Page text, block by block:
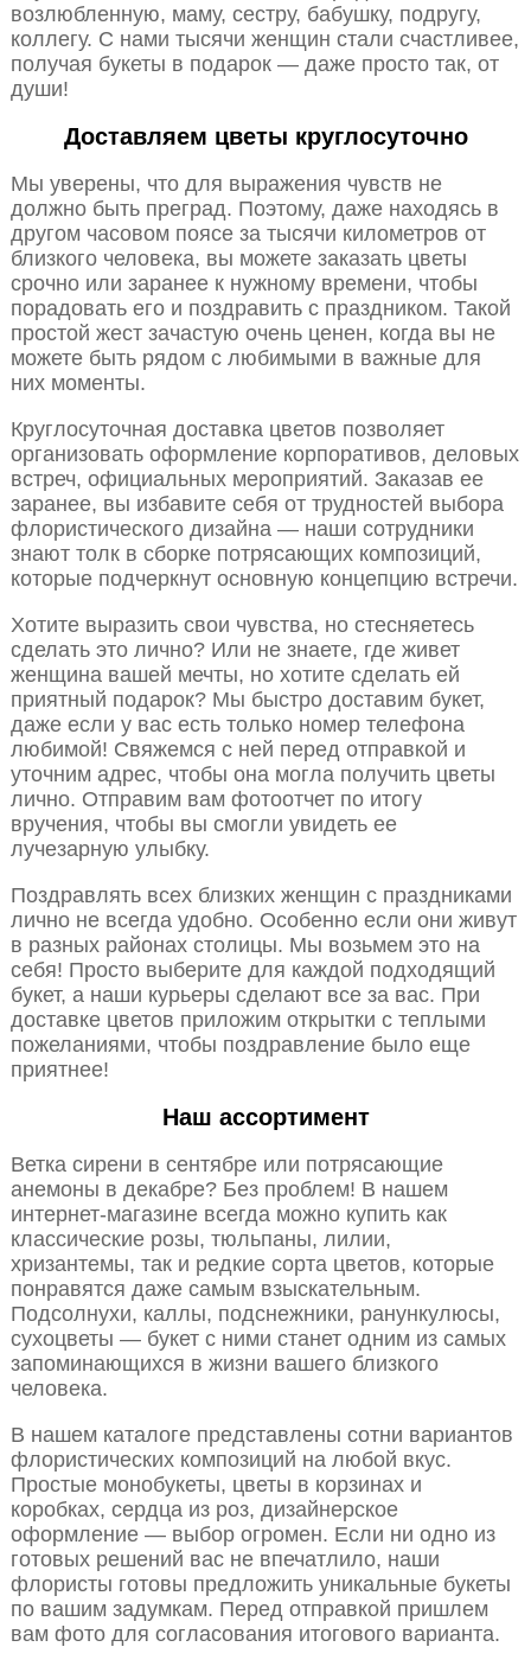
возлюбленную, маму, сестру, бабушку, подругу,
коллегу. С нами тысячи женщин стали счастливее,
получая букеты в подарок — даже просто так, от
души!
Доставляем цветы круглосуточно
Мы уверены, что для выражения чувств не
должно быть преград. Поэтому, даже находясь в
другом часовом поясе за тысячи километров от
близкого человека, вы можете заказать цветы
срочно или заранее к нужному времени, чтобы
порадовать его и поздравить с праздником. Такой
простой жест зачастую очень ценен, когда вы не
можете быть рядом с любимыми в важные для
них моменты.
Круглосуточная доставка цветов позволяет
организовать оформление корпоративов, деловых
встреч, официальных мероприятий. Заказав ее
заранее, вы избавите себя от трудностей выбора
флористического дизайна — наши сотрудники
знают толк в сборке потрясающих композиций,
которые подчеркнут основную концепцию встречи.
Хотите выразить свои чувства, но стесняетесь
сделать это лично? Или не знаете, где живет
женщина вашей мечты, но хотите сделать ей
приятный подарок? Мы быстро доставим букет,
даже если у вас есть только номер телефона
любимой! Свяжемся с ней перед отправкой и
уточним адрес, чтобы она могла получить цветы
лично. Отправим вам фотоотчет по итогу
вручения, чтобы вы смогли увидеть ее
лучезарную улыбку.
Поздравлять всех близких женщин с праздниками
лично не всегда удобно. Особенно если они живут
в разных районах столицы. Мы возьмем это на
себя! Просто выберите для каждой подходящий
букет, а наши курьеры сделают все за вас. При
доставке цветов приложим открытки с теплыми
пожеланиями, чтобы поздравление было еще
приятнее!
Наш ассортимент
Ветка сирени в сентябре или потрясающие
анемоны в декабре? Без проблем! В нашем
интернет-магазине всегда можно купить как
классические розы, тюльпаны, лилии,
хризантемы, так и редкие сорта цветов, которые
понравятся даже самым взыскательным.
Подсолнухи, каллы, подснежники, ранункулюсы,
сухоцветы — букет с ними станет одним из самых
запоминающихся в жизни вашего близкого
человека.
В нашем каталоге представлены сотни вариантов
флористических композиций на любой вкус.
Простые монобукеты, цветы в корзинах и
коробках, сердца из роз, дизайнерское
оформление — выбор огромен. Если ни одно из
готовых решений вас не впечатлило, наши
флористы готовы предложить уникальные букеты
по вашим задумкам. Перед отправкой пришлем
вам фото для согласования итогового варианта.